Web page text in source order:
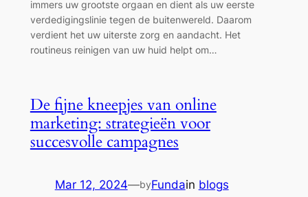
immers uw grootste orgaan en dient als uw eerste
verdedigingslinie tegen de buitenwereld. Daarom
verdient het uw uiterste zorg en aandacht. Het
routineus reinigen van uw huid helpt om…
De fijne kneepjes van online
marketing: strategieën voor
succesvolle campagnes
Mar 12, 2024—byFundain blogs